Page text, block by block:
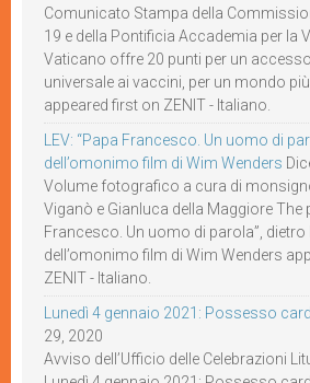
Comunicato Stampa della
19 e della Pontificia Accademia per la
Vaticano offre 20 punti per un
universale ai vaccini, per un mondo
appeared first on ZENIT - Italiano.
LEV: “Papa Francesco. Un uomo di
dell’omonimo film di Wim Wenders
Volume fotografico a cura di
Viganò e Gianluca della Maggiore The
Francesco. Un uomo di parola”, dietro
dell’omonimo film di Wim Wenders
ZENIT - Italiano.
Lunedì 4 gennaio 2021: Possesso
29, 2020
Avviso dell’Ufficio delle Celebrazioni